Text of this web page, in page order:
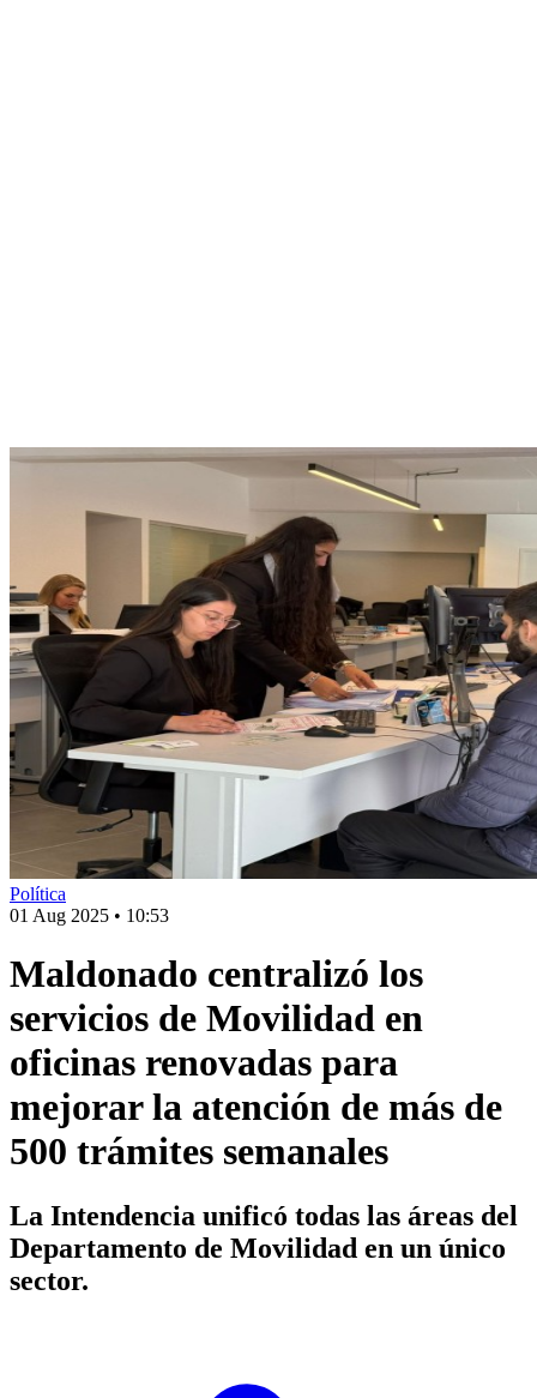
Política
01 Aug 2025 • 10:53
Maldonado centralizó los
servicios de Movilidad en
oficinas renovadas para
mejorar la atención de más de
500 trámites semanales
La Intendencia unificó todas las áreas del
Departamento de Movilidad en un único
sector.